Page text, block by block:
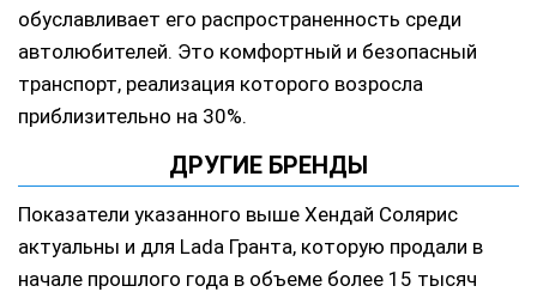
обуславливает его распространенность среди
автолюбителей. Это комфортный и безопасный
транспорт, реализация которого возросла
приблизительно на 30%.
ДРУГИЕ БРЕНДЫ
Показатели указанного выше Хендай Солярис
актуальны и для Lada Гранта, которую продали в
начале прошлого года в объеме более 15 тысяч